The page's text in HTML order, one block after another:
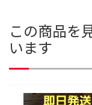
この商品を
います